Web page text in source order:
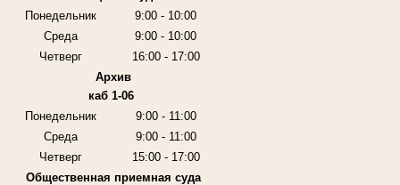
Понедельник
9:00 - 10:00
Среда
9:00 - 10:00
Четверг
16:00 - 17:00
Архив
каб 1-06
Понедельник
9:00 - 11:00
Среда
9:00 - 11:00
Четверг
15:00 - 17:00
Общественная приемная суда